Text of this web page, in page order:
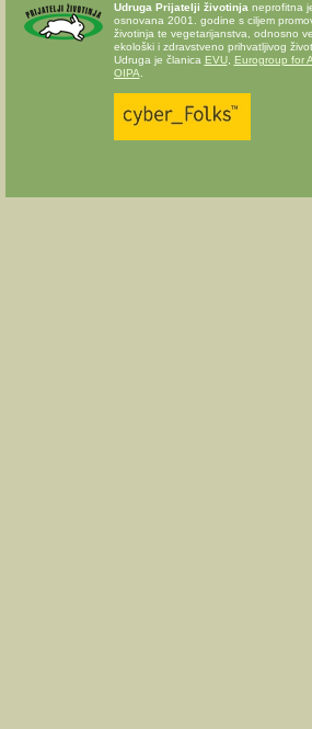
Udruga Prijatelji životinja neprofitna
osnovana 2001. godine s ciljem
životinja te vegetarijanstva, odnosno
ekološki i zdravstveno prihvatljivog
Udruga je članica EVU, Eurogroup for
OIPA